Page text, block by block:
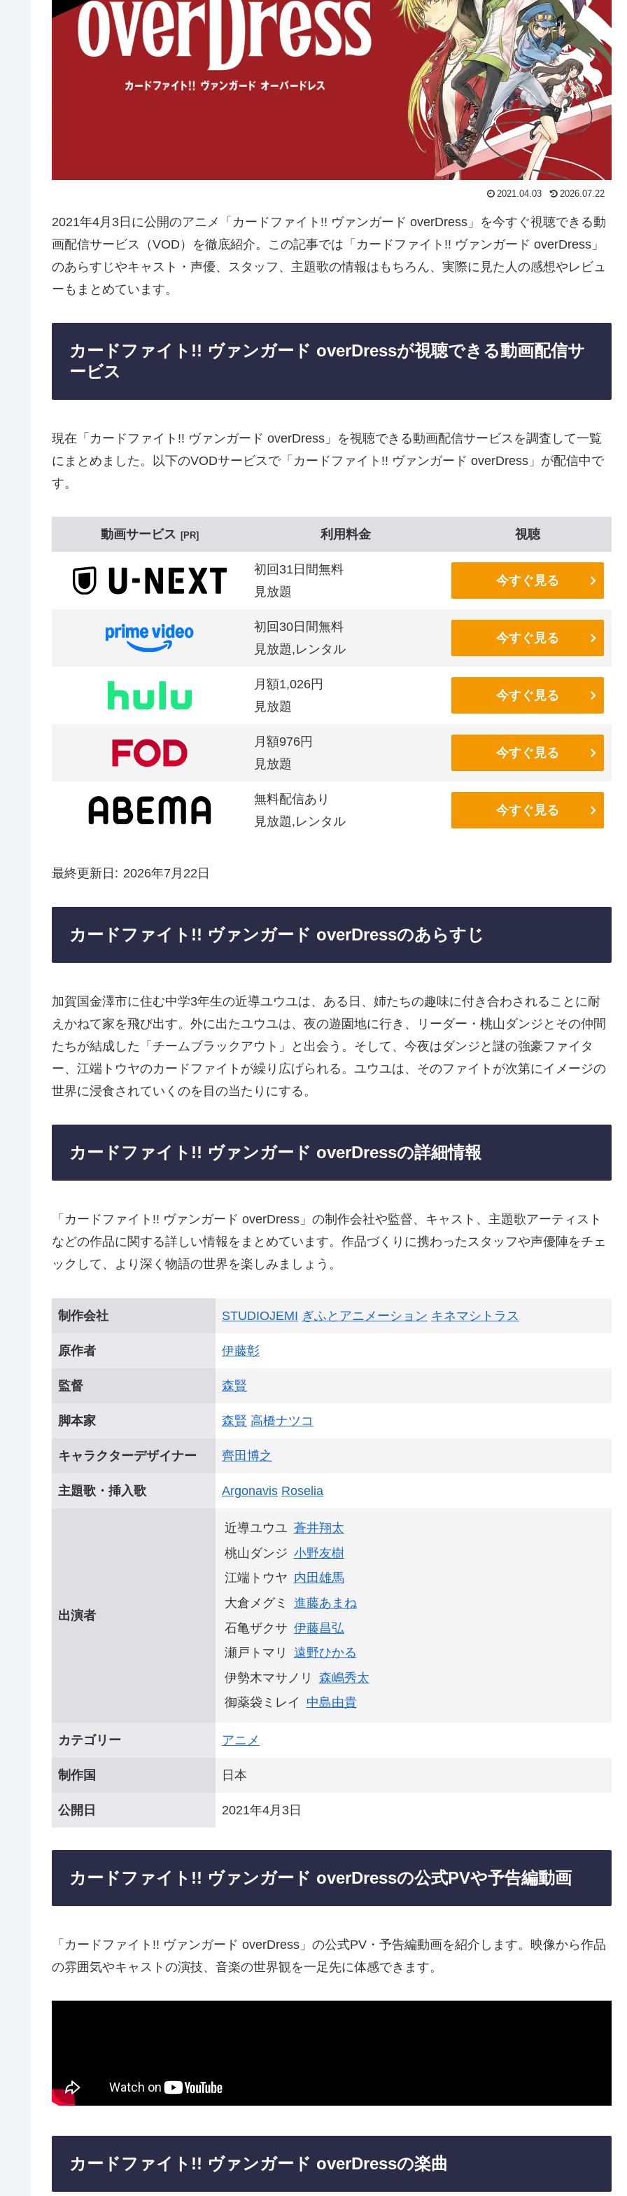
2021.04.03 2026.07.22
2021年4月3日に公開のアニメ「カードファイト!! ヴァンガード overDress」を今すぐ視聴できる動
画配信サービス（VOD）を徹底紹介。この記事では「カードファイト!! ヴァンガード overDress」
のあらすじやキャスト・声優、スタッフ、主題歌の情報はもちろん、実際に見た人の感想やレビュ
ーもまとめています。
カードファイト!! ヴァンガード overDressが視聴できる動画配信サ
ービス
現在「カードファイト!! ヴァンガード overDress」を視聴できる動画配信サービスを調査して一覧
にまとめました。以下のVODサービスで「カードファイト!! ヴァンガード overDress」が配信中で
す。
動画サービス PR 利用料金 視聴
初回31日間無料
見放題
今すぐ見る
初回30日間無料
見放題,レンタル
今すぐ見る
月額1,026円
見放題
今すぐ見る
月額976円
見放題
今すぐ見る
無料配信あり
見放題,レンタル
今すぐ見る
最終更新日 2026年7月22日
カードファイト!! ヴァンガード overDressのあらすじ
加賀国金澤市に住む中学3年生の近導ユウユは、ある日、姉たちの趣味に付き合わされることに耐
えかねて家を飛び出す。外に出たユウユは、夜の遊園地に行き、リーダー・桃山ダンジとその仲間
たちが結成した「チームブラックアウト」と出会う。そして、今夜はダンジと謎の強豪ファイタ
ー、江端トウヤのカードファイトが繰り広げられる。ユウユは、そのファイトが次第にイメージの
世界に浸食されていくのを目の当たりにする。
カードファイト!! ヴァンガード overDressの詳細情報
「カードファイト!! ヴァンガード overDress」の制作会社や監督、キャスト、主題歌アーティスト
などの作品に関する詳しい情報をまとめています。作品づくりに携わったスタッフや声優陣をチェ
ックして、より深く物語の世界を楽しみましょう。
制作会社 STUDIOJEMI ぎふとアニメーション キネマシトラス
原作者 伊藤彰
監督 森賢
脚本家 森賢 高橋ナツコ
キャラクターデザイナー 齊田博之
主題歌・挿入歌 Argonavis Roselia
出演者
近導ユウユ 蒼井翔太
桃山ダンジ 小野友樹
江端トウヤ 内田雄馬
大倉メグミ
進藤あまね
石亀ザクサ 伊藤昌弘
瀬戸トマリ
遠野ひかる
伊勢木マサノリ
森嶋秀太
御薬袋ミレイ
中島由貴
カテゴリー アニメ
制作国 日本
公開日 2021年4月3日
カードファイト!! ヴァンガード overDressの公式PVや予告編動画
「カードファイト!! ヴァンガード overDress」の公式PV・予告編動画を紹介します。映像から作品
の雰囲気やキャストの演技、音楽の世界観を一足先に体感できます。
カードファイト!! ヴァンガード overDressの楽曲